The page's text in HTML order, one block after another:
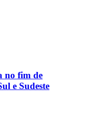
no fim de
e Sudeste